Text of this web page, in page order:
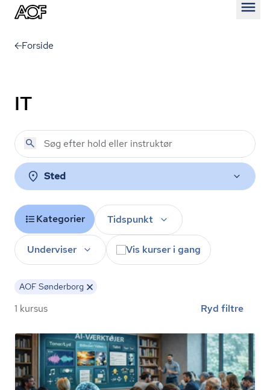
Forside
IT
Sted
Kategorier Tidspunkt
Underviser Vis kurser i gang
AOF Sønderborg
1 kursus Ryd filtre